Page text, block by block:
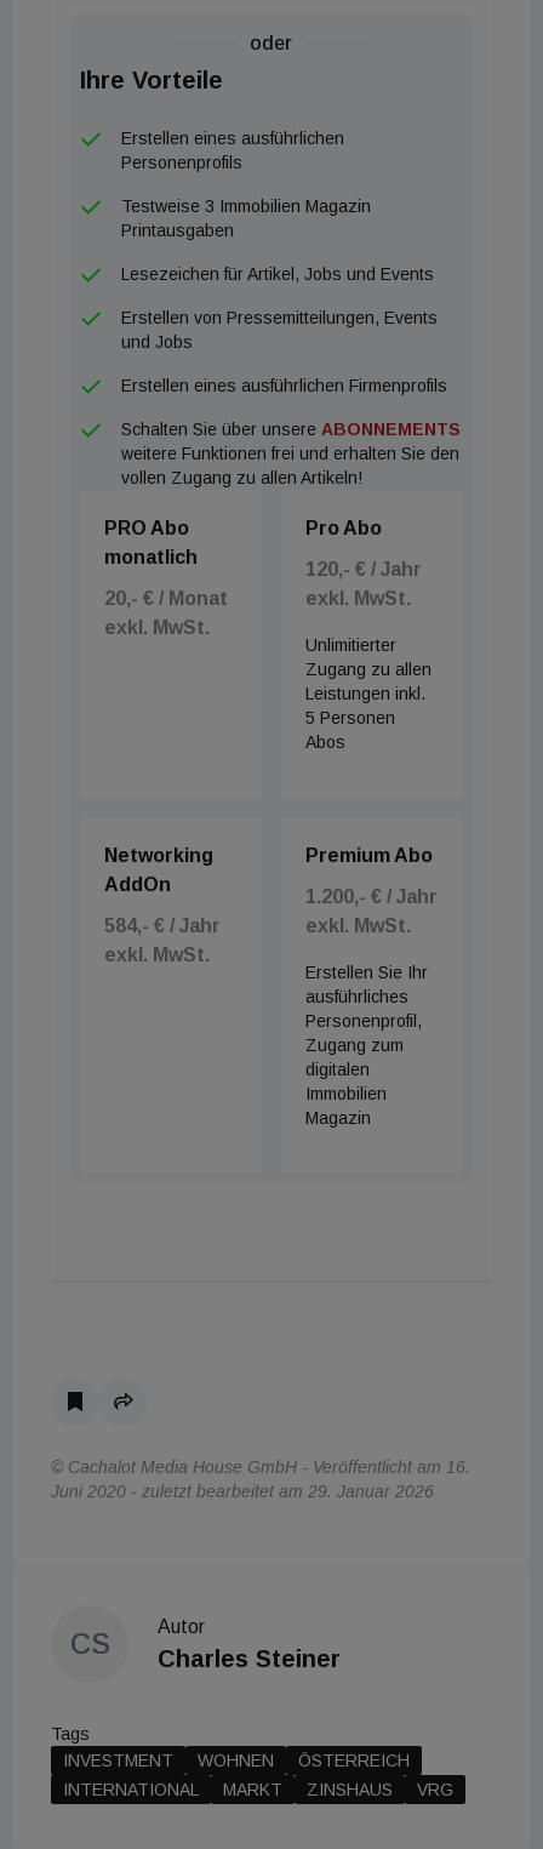
oder
Ihre Vorteile
Erstellen eines ausführlichen
Personenprofils
Testweise 3 Immobilien Magazin
Printausgaben
Lesezeichen für Artikel, Jobs und Events
Erstellen von Pressemitteilungen, Events
und Jobs
Erstellen eines ausführlichen Firmenprofils
Schalten Sie über unsere ABONNEMENTS
weitere Funktionen frei und erhalten Sie den
vollen Zugang zu allen Artikeln!
PRO Abo
monatlich
20,- € / Monat
exkl. MwSt.
Pro Abo
120,- € / Jahr
exkl. MwSt.
Unlimitierter
Zugang zu allen
Leistungen inkl.
5 Personen
Abos
Networking
AddOn
584,- € / Jahr
exkl. MwSt.
Premium Abo
1.200,- € / Jahr
exkl. MwSt.
Erstellen Sie Ihr
ausführliches
Personenprofil,
Zugang zum
digitalen
Immobilien
Magazin
© Cachalot Media House GmbH - Veröffentlicht am 16.
Juni 2020 - zuletzt bearbeitet am 29. Januar 2026
CS
Autor
Charles Steiner
Tags
INVESTMENT
WOHNEN
ÖSTERREICH
INTERNATIONAL
MARKT ZINSHAUS VRG